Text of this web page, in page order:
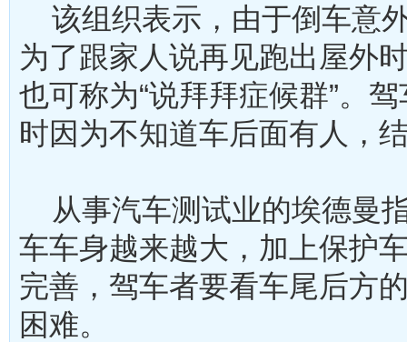
该组织表示，由于倒车意
为了跟家人说再见跑出屋外
也可称为“说拜拜症候群”。
时因为不知道车后面有人，
从事汽车测试业的埃德曼
车车身越来越大，加上保护
完善，驾车者要看车尾后方
困难。